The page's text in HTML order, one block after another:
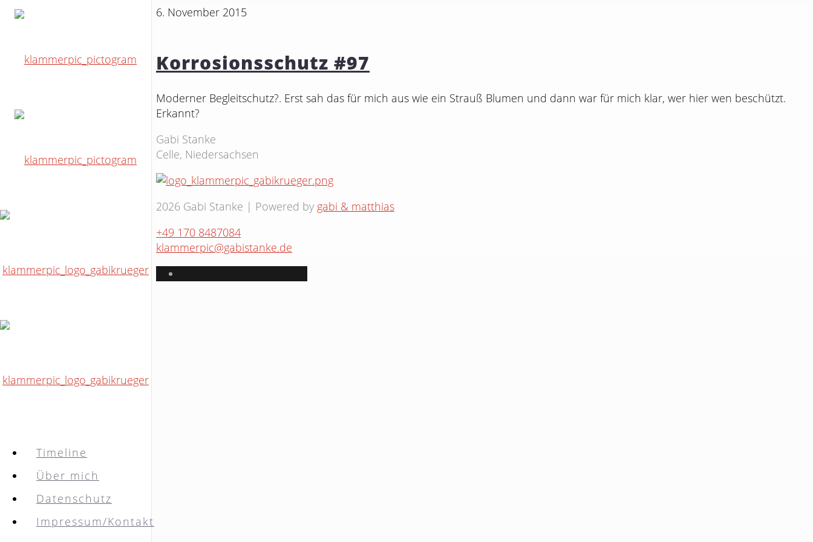
Timeline
Über mich
Datenschutz
Impressum/Kontakt
6. November 2015
Korrosionsschutz #97
Moderner Begleitschutz?. Erst sah das für mich aus wie ein Strauß Blumen und dann war für mich klar, wer hier wen beschützt.
Erkannt?
Gabi Stanke
Celle, Niedersachsen
2026 Gabi Stanke | Powered by gabi & matthias
+49 170 8487084
klammerpic@gabistanke.de